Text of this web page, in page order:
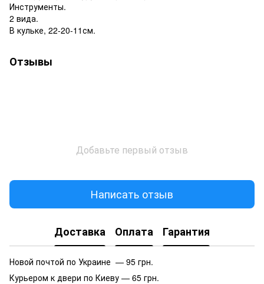
Инструменты.
2 вида.
В кульке, 22-20-11см.
Отзывы
Добавьте первый отзыв
Написать отзыв
Доставка Оплата Гарантия
Новой почтой по Украине — 95 грн.
Курьером к двери по Киеву — 65 грн.